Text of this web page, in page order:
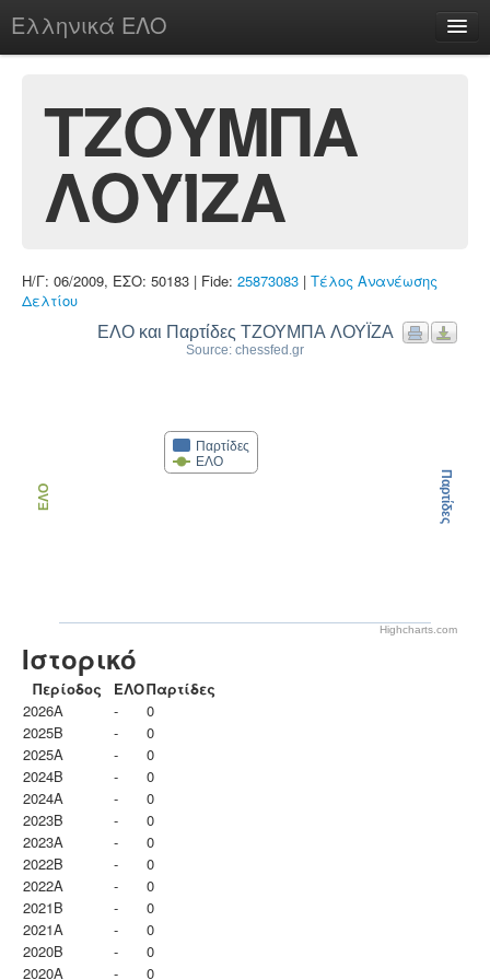
Ελληνικά ΕΛΟ
chesstu.be @ discord
Login
ΤΖΟΥΜΠΑ
ΛΟΥΪΖΑ
Η/Γ: 06/2009, ΕΣΟ: 50183 | Fide: 25873083 | Τέλος Ανανέωσης
Δελτίου
ΕΛΟ και Παρτίδες ΤΖΟΥΜΠΑ ΛΟΥΪΖΑ
Source: chessfed.gr
Παρτίδες
ΕΛΟ
ΕΛΟ Παρτίδες
Highcharts.com
Ιστορικό
Περίοδος ΕΛΟΠαρτίδες
2026A
-
0
2025B
-
0
2025A
-
0
2024B
-
0
2024A
-
0
2023B
-
0
2023Α
-
0
2022B
-
0
2022A
-
0
2021B
-
0
2021A
-
0
2020B
-
0
2020A
- 0